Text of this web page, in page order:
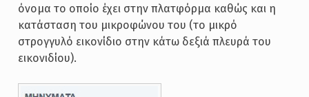
όνομα το οποίο έχει στην πλατφόρμα καθώς και η
κατάσταση του μικροφώνου του (το μικρό
στρογγυλό εικονίδιο στην κάτω δεξιά πλευρά του
εικονιδίου).